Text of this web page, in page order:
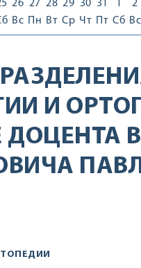
26
Вс
27
Пн
28
Вт
29
Ср
30
Чт
31
Пт
1
Сб
2
Вс
И
ДОЦЕНТА